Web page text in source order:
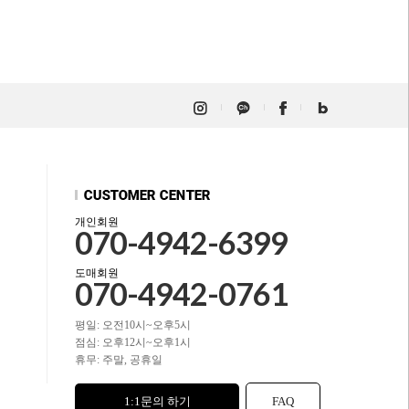
개인회원
070-4942-6399
도매회원
070-4942-0761
평일: 오전10시~오후5시
점심: 오후12시~오후1시
휴무: 주말, 공휴일
1:1문의 하기 FAQ